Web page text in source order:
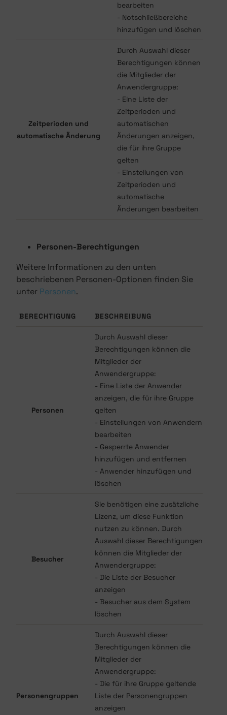
bearbeiten
- Notschließbereiche
hinzufügen und löschen
Zeitperioden und
automatische Änderung
Durch Auswahl dieser
Berechtigungen können
die Mitglieder der
Anwendergruppe:
- Eine Liste der
Zeitperioden und
automatischen
Änderungen anzeigen,
die für ihre Gruppe
gelten
- Einstellungen von
Zeitperioden und
automatische
Änderungen bearbeiten
Personen-Berechtigungen
Weitere Informationen zu den unten
beschriebenen Personen-Optionen finden Sie
unter Personen.
BERECHTIGUNG BESCHREIBUNG
Personen
Durch Auswahl dieser
Berechtigungen können die
Mitglieder der
Anwendergruppe:
- Eine Liste der Anwender
anzeigen, die für ihre Gruppe
gelten
- Einstellungen von Anwendern
bearbeiten
- Gesperrte Anwender
hinzufügen und entfernen
- Anwender hinzufügen und
löschen
Besucher
Sie benötigen eine zusätzliche
Lizenz, um diese Funktion
nutzen zu können. Durch
Auswahl dieser Berechtigungen
können die Mitglieder der
Anwendergruppe:
- Die Liste der Besucher
anzeigen
- Besucher aus dem System
löschen
Personengruppen
Durch Auswahl dieser
Berechtigungen können die
Mitglieder der
Anwendergruppe:
- Die für ihre Gruppe geltende
Liste der Personengruppen
anzeigen